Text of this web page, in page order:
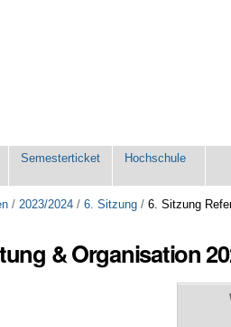
Semesterticket Hochschule
/2023/2024 /6. Sitzung /6. Sitzung
& Organisation